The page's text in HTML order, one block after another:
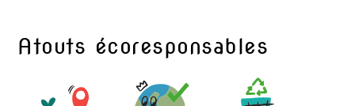
Atouts écoresponsables